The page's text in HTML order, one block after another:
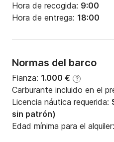
Hora de recogida: 9:00
Hora de entrega: 18:00
Normas del barco
Fianza: 1.000 € ?
Carburante incluido en el
Licencia náutica requerida:
sin patrón)
Edad mínima para el alquiler: